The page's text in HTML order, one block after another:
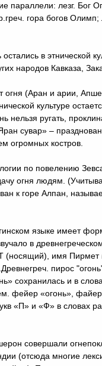
параллели: лезг. Бог
гора богов Олимп;
в этнической
народов Кавказа,
огня (Аран и арии,
культуре
нельзя ругать,
сувар» –
огромных костров.
по повелению
огня людям.
к горе Алпан,
языке имеет
в
(носящий), имя Пирмет
пирос
сохранилась и в
фейер «огонь»,
«П» и «Ф» в словах
совершали
(отсюда многие